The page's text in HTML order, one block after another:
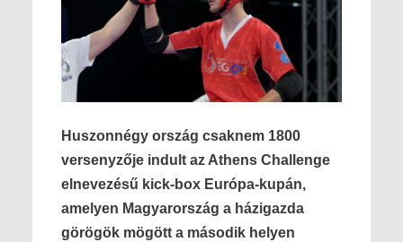
Huszonnégy ország csaknem 1800
versenyzője indult az Athens Challenge
elnevezésű kick-box Európa-kupán,
amelyen Magyarország a házigazda
görögök mögött a második helyen